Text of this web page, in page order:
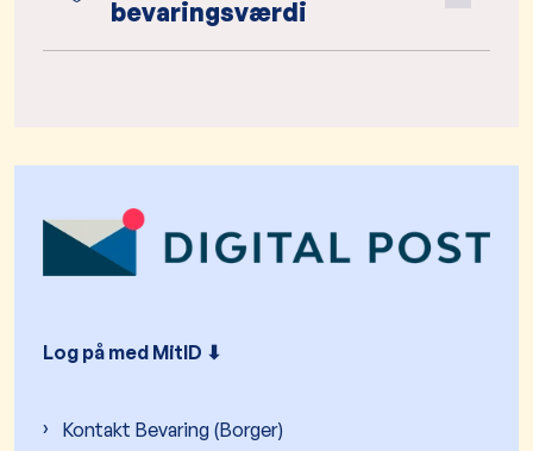
bevaringsværdi
Log på med MitID ⬇︎
Kontakt Bevaring (Borger)